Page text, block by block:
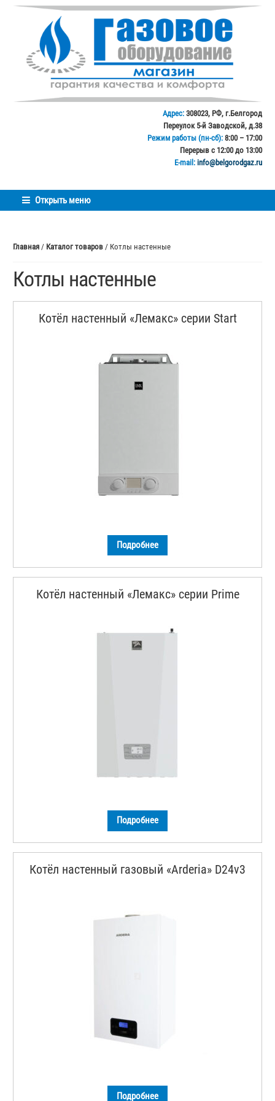
Перейти
навигации
Перейти
содержимому
Адрес:308023, РФ, г.Белгород
Переулок 5-й Заводской, д.38
Режим работы (пн-сб):8:00 – 17:00
Перерыв с 12:00 до 13:00
E-mail: info@belgorodgaz.ru
Открыть меню
Главная/ Каталог товаров/ Котлы настенные
Котлы настенные
Котёл настенный «Лемакс» серии Start
Подробнее
Котёл настенный «Лемакс» серии Prime
Подробнее
Котёл настенный газовый «Arderia» D24v3
Подробнее